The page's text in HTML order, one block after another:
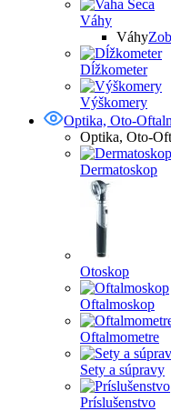
Váhy
Váhy
Dĺžkometer
Výškomery
Optika, Oto-
Optika, Oto-
Dermatoskop
Otoskop
Oftalmoskop
Oftalmometre
Sety a súpravy
Príslušenstvo